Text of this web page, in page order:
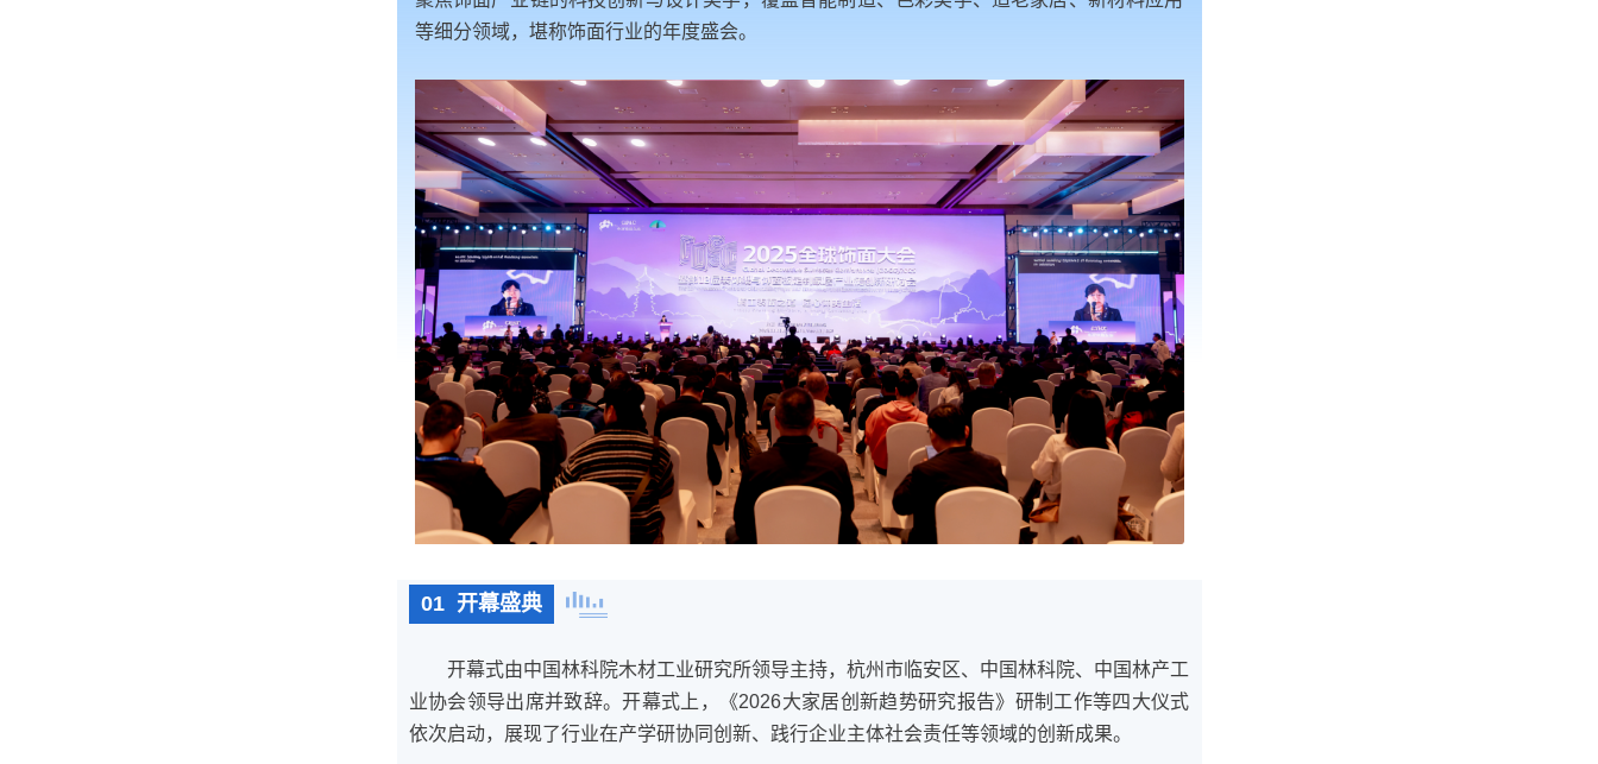
等细分领域，堪称饰面行业的年度盛会。
01 开幕盛典
开幕式由中国林科院木材工业研究所领导主持，杭州市临安区、中国林科院、中国林产工
业协会领导出席并致辞。开幕式上，《2026大家居创新趋势研究报告》研制工作等四大仪式
依次启动，展现了行业在产学研协同创新、践行企业主体社会责任等领域的创新成果。